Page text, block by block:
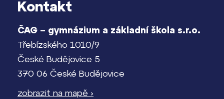
Kontakt
ČAG – gymnázium a základní škola s.r.o.
Třebízského 1010/9
České Budějovice 5
370 06 České Budějovice
zobrazit na mapě ›